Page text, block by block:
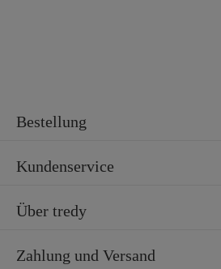
Bestellung
Kundenservice
Über tredy
Zahlung und Versand